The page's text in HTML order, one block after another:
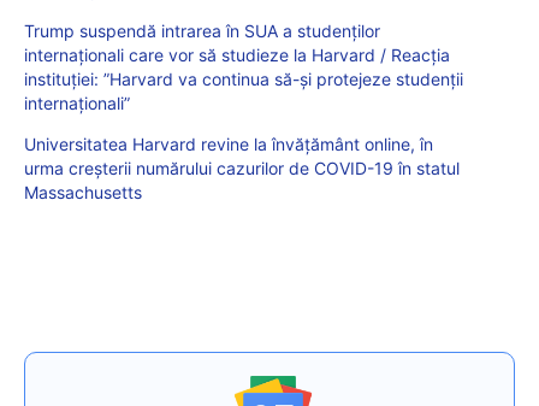
Trump suspendă intrarea în SUA a studenţilor
internaţionali care vor să studieze la Harvard / Reacția
instituției: ”Harvard va continua să-şi protejeze studenţii
internaţionali”
Universitatea Harvard revine la învățământ online, în
urma creșterii numărului cazurilor de COVID-19 în statul
Massachusetts